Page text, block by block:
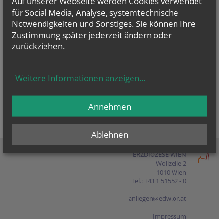
Presse
Shop
ERZDIÖZESE WIEN
Wollzeile 2
1010 Wien
Tel.: +43 1 51552 - 0
anliegen@edw.or.at
Impressum
für Social Media, Analyse, systemtechnische
Notwendigkeiten und Sonstiges. Sie können Ihre
Zustimmung später jederzeit ändern oder
zurückziehen.
Weitere Informationen anzeigen...
Ablehnen
Annehmen